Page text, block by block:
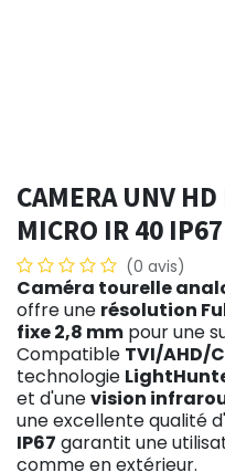
CAMERA UNV
MICRO IR 40 IP67
(0 avis)
Caméra tourelle
offre une résolution
fixe 2,8 mm pour une
Compatible TVI/AHD/
technologie
et d'unevision
une excellente qualité
IP67 garantit une
comme en extérieur.